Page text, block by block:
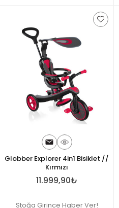
Globber Explorer 4in1 Bisiklet //
Kırmızı
11.999,90₺
Stoğa Girince Haber Ver!